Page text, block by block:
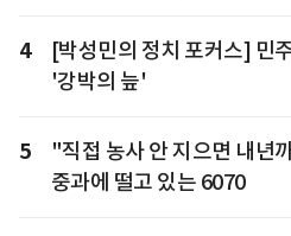
4
[박성민의 정치 포커스] 민
'강박의 늪'
5
"직접 농사 안 지으면 내년
중과에 떨고 있는 6070